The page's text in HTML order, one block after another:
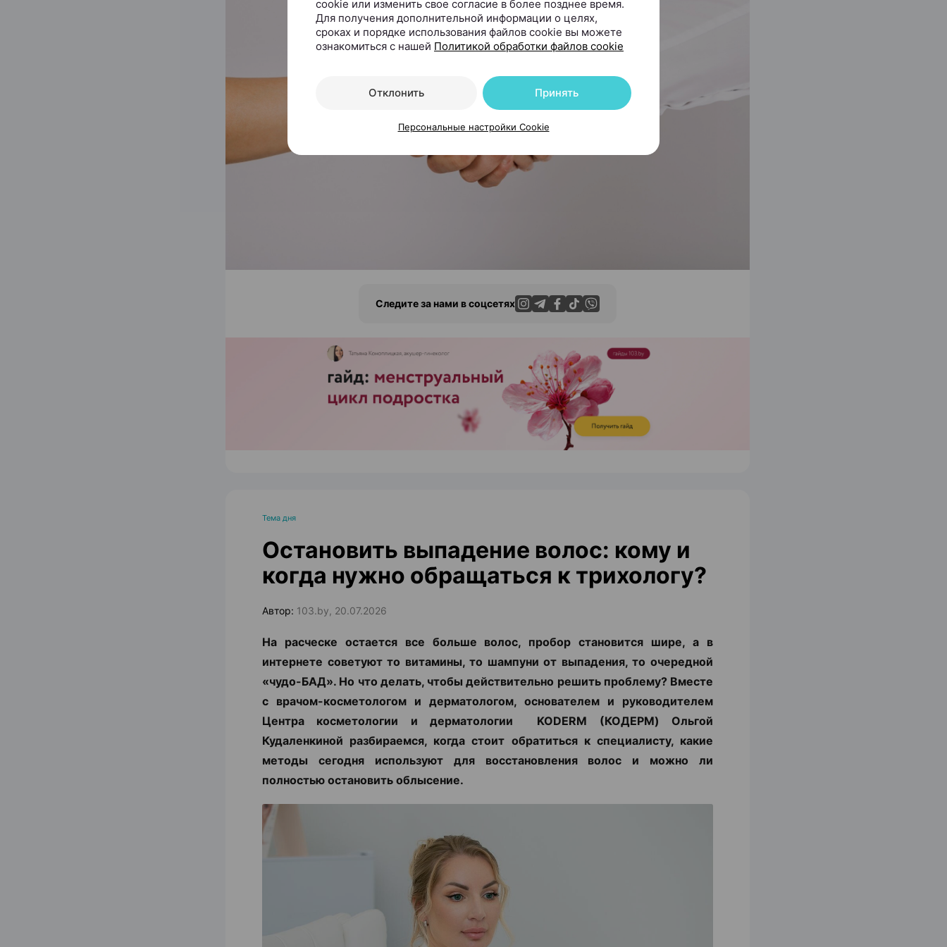
Следите за нами в соцсетях
ЭФФЕКТИВНАЯ РЕКЛАМА НА САЙТЕ
Тема дня
Остановить выпадение волос: кому и
когда нужно обращаться к трихологу?
Автор: 103.by, 20.07.2026
На расческе остается все больше волос, пробор становится шире, а в
интернете советуют то витамины, то шампуни от выпадения, то очередной
«чудо-БАД». Но что делать, чтобы действительно решить проблему? Вместе
с врачом-косметологом и дерматологом, основателем и руководителем
Центра косметологии и дерматологии KODERM (КОДЕРМ) Ольгой
Кудаленкиной разбираемся, когда стоит обратиться к специалисту, какие
методы сегодня используют для восстановления волос и можно ли
полностью остановить облысение.
cookie или изменить свое согласие в более позднее время.
Для получения дополнительной информации о целях,
сроках и порядке использования файлов cookie вы можете
ознакомиться с нашей Политикой обработки файлов cookie
Отклонить Принять
Персональные настройки Cookie